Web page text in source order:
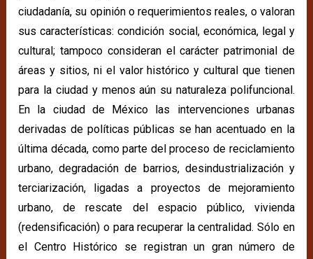
ciudadanía, su opinión o requerimientos reales, o valoran
sus características: condición social, económica, legal y
cultural; tampoco consideran el carácter patrimonial de
áreas y sitios, ni el valor histórico y cultural que tienen
para la ciudad y menos aún su naturaleza polifuncional.
En la ciudad de México las intervenciones urbanas
derivadas de políticas públicas se han acentuado en la
última década, como parte del proceso de reciclamiento
urbano, degradación de barrios, desindustrialización y
terciarización, ligadas a proyectos de mejoramiento
urbano, de rescate del espacio público, vivienda
(redensificación) o para recuperar la centralidad. Sólo en
el Centro Histórico se registran un gran número de